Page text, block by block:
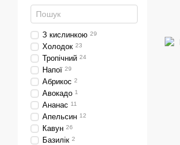
З кислинкою 29
Холодок 23
Тропічний 24
Напої 29
Абрикос 2
Авокадо 1
Ананас 11
Апельсин 12
Кавун 26
Базилік 2